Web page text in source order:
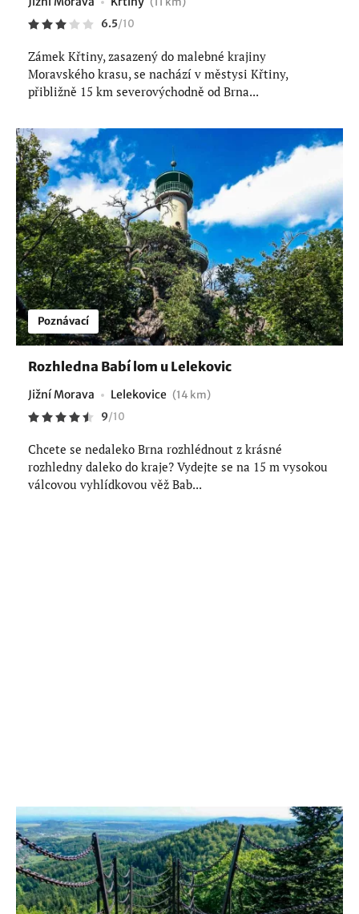
6.5/10
Zámek Křtiny, zasazený do malebné krajiny
Moravského krasu, se nachází v městysi Křtiny,
přibližně 15 km severovýchodně od Brna...
Poznávací
Rozhledna Babí lom u Lelekovic
Jižní Morava Lelekovice (14 km)
9/10
Chcete se nedaleko Brna rozhlédnout z krásné
rozhledny daleko do kraje? Vydejte se na 15 m vysokou
válcovou vyhlídkovou věž Bab...